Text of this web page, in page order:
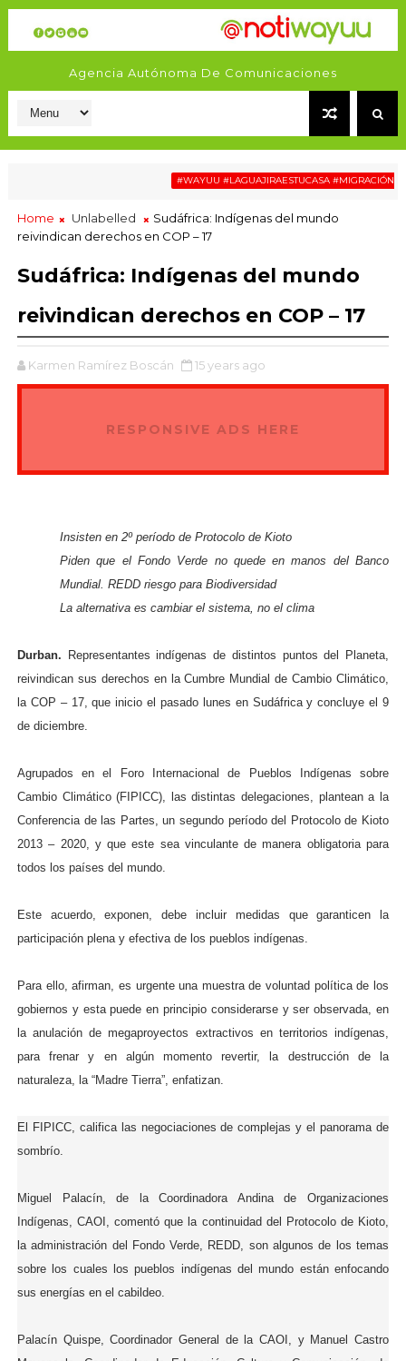
Agencia Autónoma De Comunicaciones
#WAYUU #LAGUAJIRAESTUCASA #MIGRACIÓN
Home Unlabelled
Sudáfrica: Indígenas del mundo
reivindican derechos en COP – 17
Sudáfrica: Indígenas del mundo
reivindican derechos en COP – 17
Karmen Ramírez Boscán 15 years ago
RESPONSIVE ADS HERE
Insisten en 2º período de Protocolo de Kioto
Piden que el Fondo Verde no quede en manos del Banco
Mundial. REDD riesgo para Biodiversidad
La alternativa es cambiar el sistema, no el clima
Durban. Representantes indígenas de distintos puntos del Planeta,
reivindican sus derechos en la Cumbre Mundial de Cambio Climático,
la COP – 17, que inicio el pasado lunes en Sudáfrica y concluye el 9
de diciembre.
Agrupados en el Foro Internacional de Pueblos Indígenas sobre
Cambio Climático (FIPICC), las distintas delegaciones, plantean a la
Conferencia de las Partes, un segundo período del Protocolo de Kioto
2013 – 2020, y que este sea vinculante de manera obligatoria para
todos los países del mundo.
Este acuerdo, exponen, debe incluir medidas que garanticen la
participación plena y efectiva de los pueblos indígenas.
Para ello, afirman, es urgente una muestra de voluntad política de los
gobiernos y esta puede en principio considerarse y ser observada, en
la anulación de megaproyectos extractivos en territorios indígenas,
para frenar y en algún momento revertir, la destrucción de la
naturaleza, la “Madre Tierra”, enfatizan.
El FIPICC, califica las negociaciones de complejas y el panorama de
sombrío.
Miguel Palacín, de la Coordinadora Andina de Organizaciones
Indígenas, CAOI, comentó que la continuidad del Protocolo de Kioto,
la administración del Fondo Verde, REDD, son algunos de los temas
sobre los cuales los pueblos indígenas del mundo están enfocando
sus energías en el cabildeo.
Palacín Quispe, Coordinador General de la CAOI, y Manuel Castro